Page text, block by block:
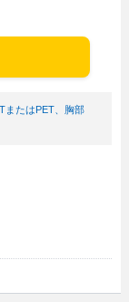
またはPET、
胸部